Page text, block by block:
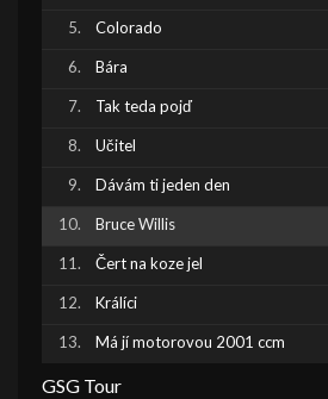
Colorado
Bára
Tak teda pojď
Učitel
Dávám ti jeden den
Bruce Willis
Čert na koze jel
Králíci
Má jí motorovou 2001 ccm
GSG Tour